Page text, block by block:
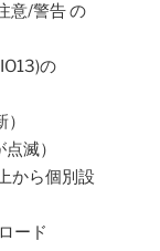
意/警告 の
の
滅）
から個別設
ード